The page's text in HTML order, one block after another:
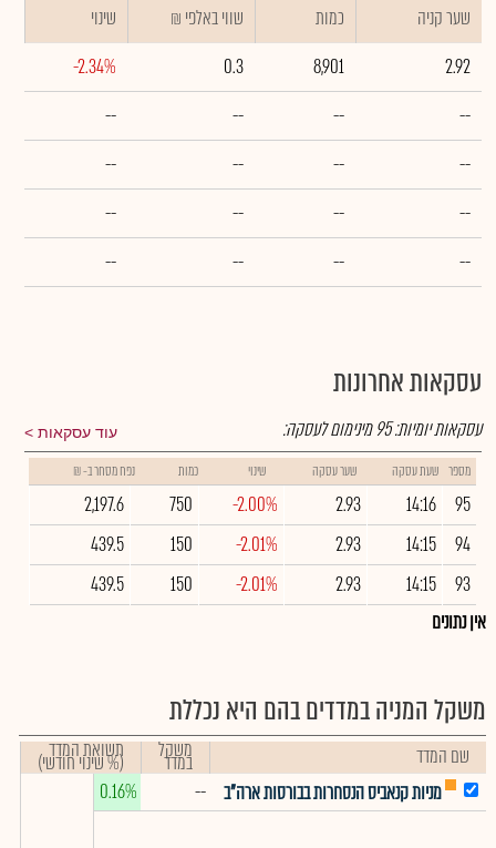
שער קניה כמות ₪ שווי באלפי
שינוי
2.92
8,901
0.3
-2.34%
--
--
--
--
--
--
--
--
--
--
--
--
--
--
--
--
עסקאות אחרונות
עוד עסקאות עסקאות יומיות:95 מינימום לעסקה:
מספר שעת עסקה שער עסקה שינוי כמות נפח מסחר ב- ₪
95
14:16
2.93
-2.00%
750
2,197.6
94
14:15
2.93
-2.01%
150
439.5
93
14:15
2.93
-2.01%
150
439.5
אין נתונים
משקל המניה במדדים בהם היא נכללת
שם המדד משקל
במדד תשואת המדד
(% שינוי חודשי)
מניות קנאביס הנסחרות בבורסות ארה"ב
--
0.16%